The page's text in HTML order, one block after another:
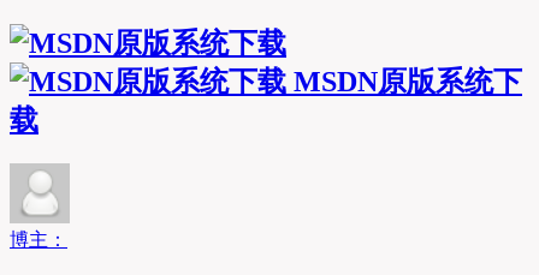
MSDN原版系统下
载
博主：